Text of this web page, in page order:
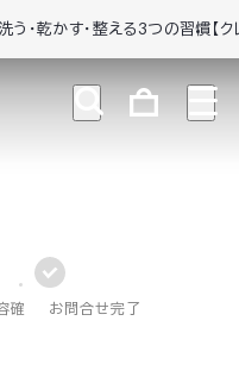
乾かす・整える3つの習慣【クレ
確
お問合せ完了